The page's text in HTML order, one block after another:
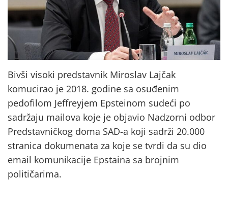
Bivši visoki predstavnik Miroslav Lajčak
komucirao je 2018. godine sa osuđenim
pedofilom Jeffreyjem Epsteinom sudeći po
sadržaju mailova koje je objavio Nadzorni odbor
Predstavničkog doma SAD-a koji sadrži 20.000
stranica dokumenata za koje se tvrdi da su dio
email komunikacije Epstaina sa brojnim
političarima.